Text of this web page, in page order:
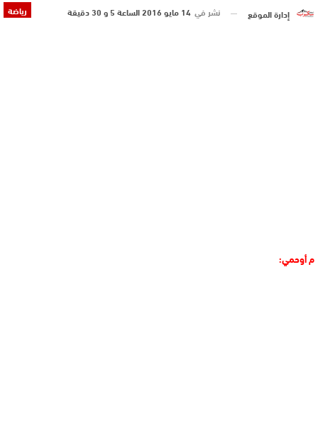
رياضة إدارة الموقع نشر في 14 مايو 2016 الساعة 5 و 30 دقيقة
م أوحمي: